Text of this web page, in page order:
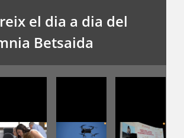
el dia a dia del
Betsaida